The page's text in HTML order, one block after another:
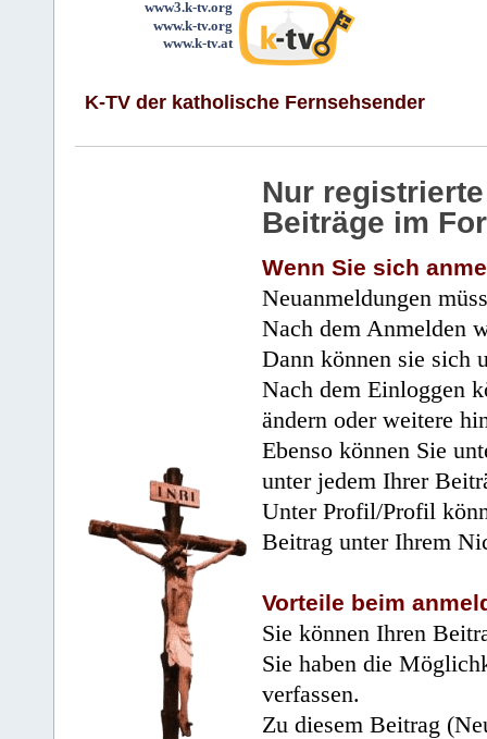
www3.k-tv.org
www.k-tv.org
www.k-tv.at
K-TV der katholische Fernsehsender
Nur
Beiträge im
Wenn Sie sich
Neuanmeldungen
Nach dem Anmelden
Dann können sie sich
Nach dem Einloggen
ändern oder weitere
Ebenso können Sie
unter jedem Ihrer
Unter Profil/Profil
Beitrag unter Ihrem
Vorteile beim
Sie können Ihren
Sie haben die
verfassen.
Zu diesem Beitrag